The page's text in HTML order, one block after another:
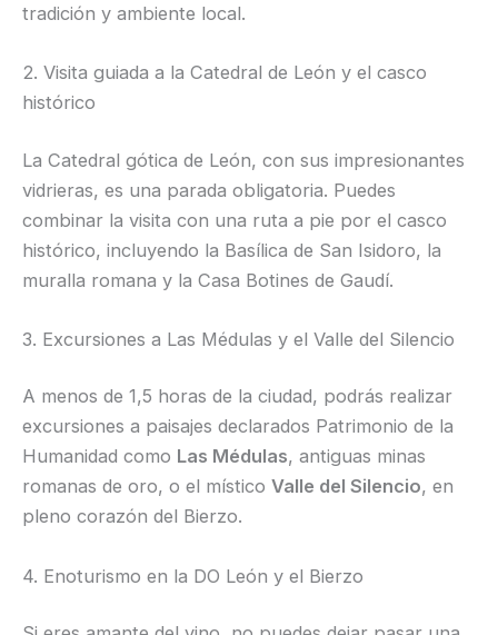
tradición y ambiente local.
2. Visita guiada a la Catedral de León y el casco
histórico
La Catedral gótica de León, con sus impresionantes
vidrieras, es una parada obligatoria. Puedes
combinar la visita con una ruta a pie por el casco
histórico, incluyendo la Basílica de San Isidoro, la
muralla romana y la Casa Botines de Gaudí.
3. Excursiones a Las Médulas y el Valle del Silencio
A menos de 1,5 horas de la ciudad, podrás realizar
excursiones a paisajes declarados Patrimonio de la
Humanidad como Las Médulas, antiguas minas
romanas de oro, o el místico Valle del Silencio, en
pleno corazón del Bierzo.
4. Enoturismo en la DO León y el Bierzo